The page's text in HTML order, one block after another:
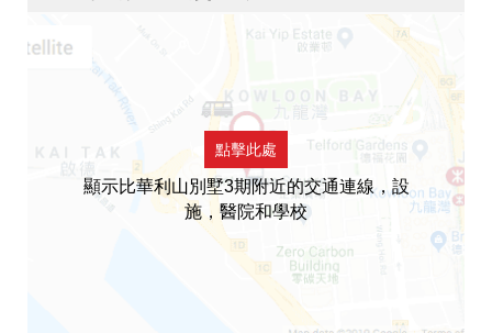
點擊此處
顯示比華利山別墅3期附近的交通連線，設
施，醫院和學校